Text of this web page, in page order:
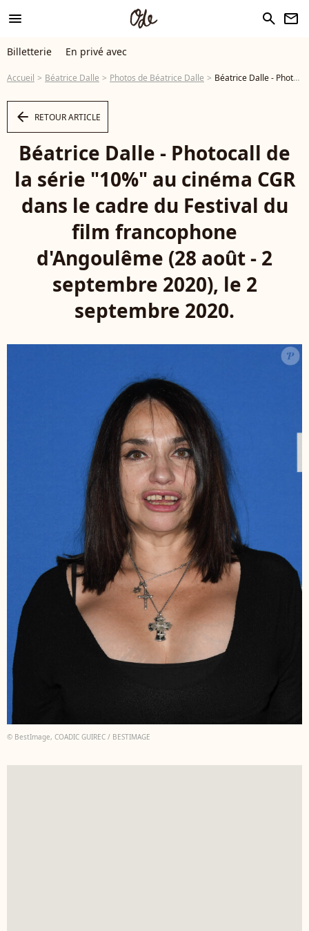
menu search newsletter
Billetterie En privé avec
Accueil Béatrice Dalle Photos de Béatrice Dalle Béatrice Dalle - Photocall de la série "10%" au cinéma CGR dans le cadre du Festival du film francophone d'Angoulême (28 août - 2 septembre 2020), le 2 septembre 2020. - Photo
arrow_left RETOUR ARTICLE
Béatrice Dalle - Photocall de
la série "10%" au cinéma CGR
dans le cadre du Festival du
film francophone
d'Angoulême (28 août - 2
septembre 2020), le 2
septembre 2020.
© BestImage, COADIC GUIREC / BESTIMAGE